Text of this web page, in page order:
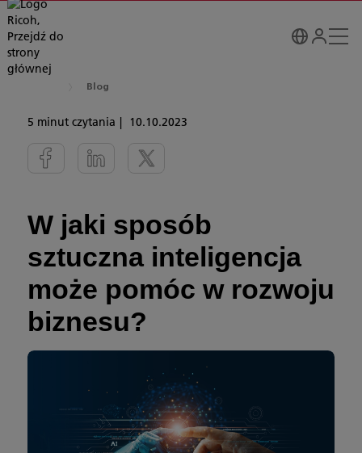
Blog
5 minut czytania 10.10.2023
W jaki sposób
sztuczna inteligencja
może pomóc w rozwoju
biznesu?